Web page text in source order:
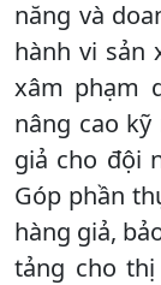
năng và
hành vi sản
xâm phạm
nâng cao
giả cho đội
Góp phần
hàng giả,
tảng cho